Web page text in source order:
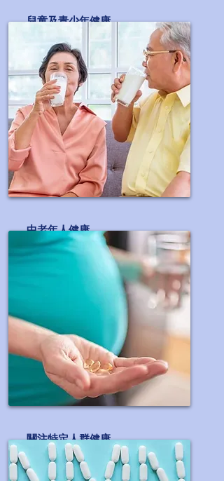
兒童及青少年健康
關注兒童及青少年成長所需的營養
中老年人健康
滿足中老年人的保健需求系列
關注特定人群健康
為特殊保健需求人士制定營養配方